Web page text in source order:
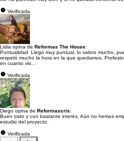
Verificada
Lidia opina de Reformas The House:
Puntualidad: Llegó muy puntual, lo valoro mucho,
respetó mucho la hora en la que quedamos.
en cuanto vio...
Verificada
Diego opina de Reformascris:
Buen trato y con bastante interés. Aún no hemos
estudio del proyecto.
Verificada